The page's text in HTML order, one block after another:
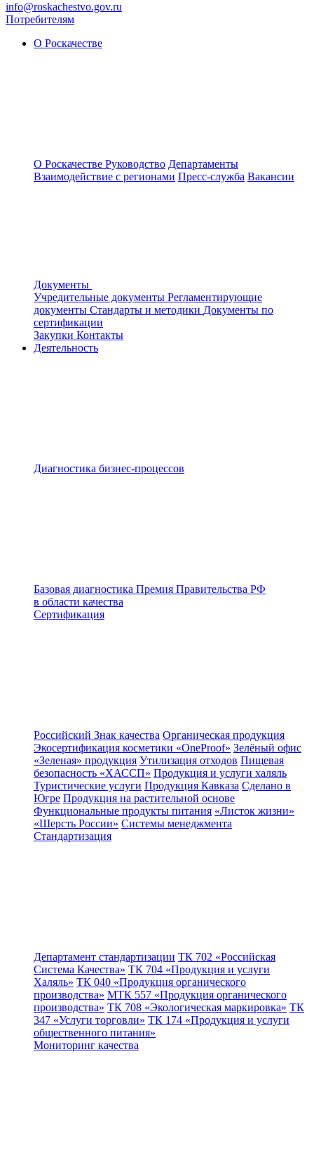
info@roskachestvo.gov.ru
Потребителям
О Роскачестве
О Роскачестве Руководство Департаменты
Взаимодействие с регионами Пресс-служба Вакансии
Документы
Учредительные документы Регламентирующие
документы Стандарты и методики Документы по
сертификации
Закупки Контакты
Деятельность
Диагностика бизнес-процессов
Базовая диагностика Премия Правительства РФ
в области качества
Сертификация
Российский Знак качества Органическая продукция
Экосертификация косметики «OneProof» Зелёный офис
«Зеленая» продукция Утилизация отходов Пищевая
безопасность «ХАССП» Продукция и услуги халяль
Туристические услуги Продукция Кавказа Сделано в
Югре Продукция на растительной основе
Функциональные продукты питания «Листок жизни»
«Шерсть России» Системы менеджмента
Стандартизация
Департамент стандартизации ТК 702 «Российская
Система Качества» ТК 704 «Продукция и услуги
Халяль» ТК 040 «Продукция органического
производства» МТК 557 «Продукция органического
производства» ТК 708 «Экологическая маркировка» ТК
347 «Услуги торговли» ТК 174 «Продукция и услуги
общественного питания»
Мониторинг качества